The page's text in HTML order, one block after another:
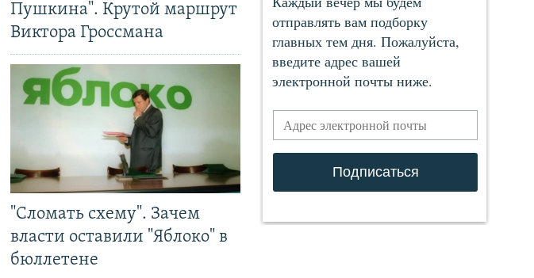
Пушкина". Крутой маршрут
Виктора Гроссмана
"Сломать схему". Зачем
власти оставили "Яблоко" в
бюллетене